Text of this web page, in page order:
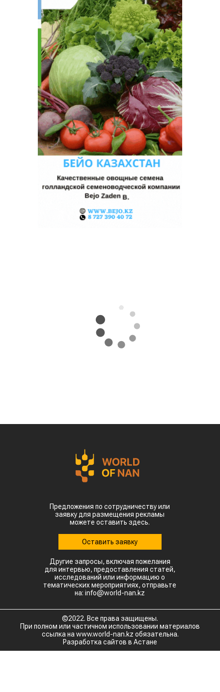
Предложения по сотрудничеству или
заявку для размещения рекламы
можете оставить здесь.
Оставить заявку
Другие запросы, включая пожелания
для интервью, предоставления статей,
исследований или информацию о
тематических мероприятиях, отправьте
на: info@world-nan.kz
©2022. Все права защищены.
При полном или частичном использовании материалов
ссылка на www.world-nan.kz обязательна.
Разработка сайтов в Астане